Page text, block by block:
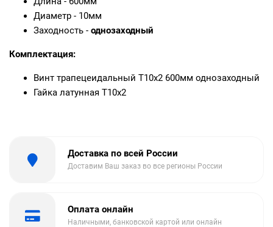
Диаметр - 10мм
Заходность - однозаходный
Комплектация:
Винт трапецеидальный T10x2 600мм однозаходный
Гайка латунная T10x2
Доставка по всей России
Доставим Ваш заказ во все регионы России
Оплата онлайн
Наличными, банковской картой или онлайн